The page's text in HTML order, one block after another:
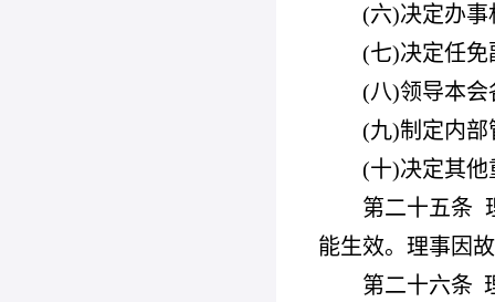
(六)决定办
(七)决定任
(八)领导本
(九)制定内
(十)决定其
第二十五条
能生效。理事因
第二十六条